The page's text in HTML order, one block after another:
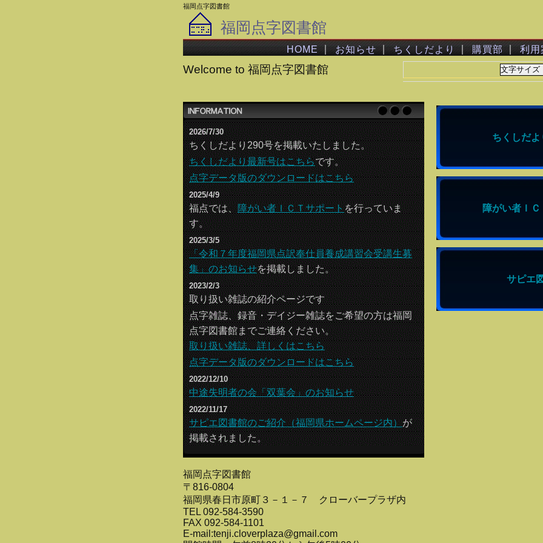
福岡点字図書館
福岡点字図書館
HOME お知らせ ちくしだより 購買部 利用
Welcome to 福岡点字図書館
2026/7/30
ちくしだより290号を掲載いたしました。
ちくしだより最新号はこちらです。
点字データ版のダウンロードはこちら
2025/4/9
福点では、障がい者ＩＣＴサポートを行っていま
す。
2025/3/5
「令和７年度福岡県点訳奉仕員養成講習会受講生募
集」のお知らせを掲載しました。
2023/2/3
取り扱い雑誌の紹介ページです
点字雑誌、録音・デイジー雑誌をご希望の方は福岡
点字図書館までご連絡ください。
取り扱い雑誌、詳しくはこちら
点字データ版のダウンロードはこちら
2022/12/10
中途失明者の会「双葉会」のお知らせ
2022/11/17
サピエ図書館のご紹介（福岡県ホームページ内）が
掲載されました。
ちくしだ
障がい者Ｉ
サピエ
福岡点字図書館
〒816-0804
福岡県春日市原町３－１－７ クローバープラザ内
TEL 092-584-3590
FAX 092-584-1101
E-mail:tenji.cloverplaza@gmail.com